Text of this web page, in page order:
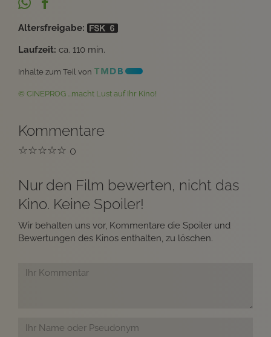
Altersfreigabe:
Laufzeit: ca. 110 min.
Inhalte zum Teil von
© CINEPROG ...macht Lust auf Ihr Kino!
Kommentare
☆☆☆☆☆ 0
Nur den Film bewerten, nicht das
Kino. Keine Spoiler!
Wir behalten uns vor, Kommentare die Spoiler und
Bewertungen des Kinos enthalten, zu löschen.